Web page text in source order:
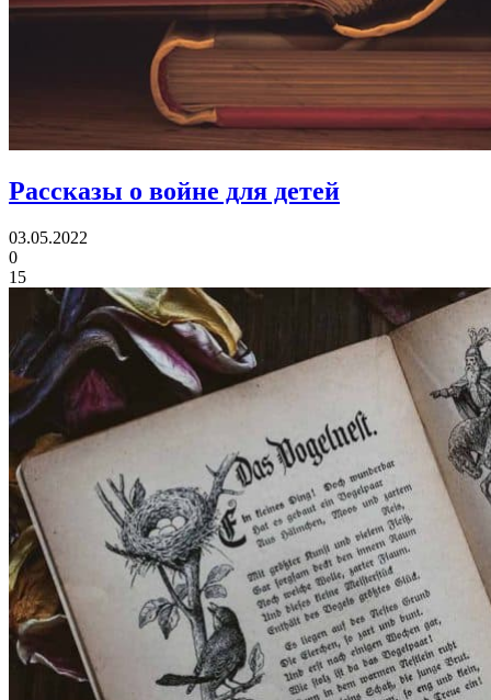
Рассказы о войне для детей
03.05.2022
0
15